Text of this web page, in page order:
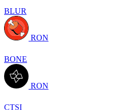
BLUR
RON
BONE
RON
CTSI